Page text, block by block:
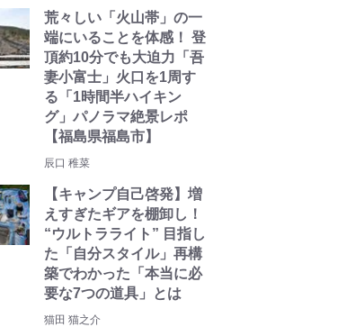
荒々しい「火山帯」の一
端にいることを体感！ 登
頂約10分でも大迫力「吾
妻小富士」火口を1周す
る「1時間半ハイキン
グ」パノラマ絶景レポ
【福島県福島市】
辰口 稚菜
【キャンプ自己啓発】増
えすぎたギアを棚卸し！
“ウルトラライト” 目指し
た「自分スタイル」再構
築でわかった「本当に必
要な7つの道具」とは
猫田 猫之介